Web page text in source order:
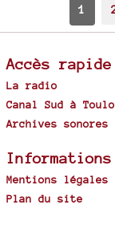
1
Accès rapide
La radio
Canal Sud à
Archives sonores
Informations
Mentions légales
Plan du site